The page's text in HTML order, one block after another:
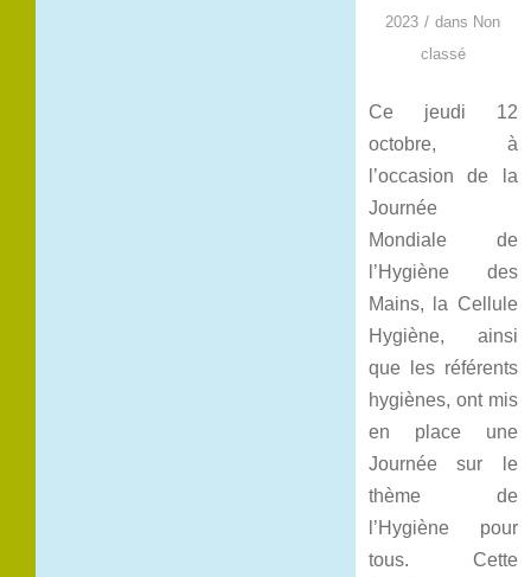
2023 / dans Non
classé
Ce jeudi 12
octobre, à
l’occasion de la
Journée
Mondiale de
l’Hygiène des
Mains, la Cellule
Hygiène, ainsi
que les référents
hygiènes, ont mis
en place une
Journée sur le
thème de
l’Hygiène pour
tous. Cette